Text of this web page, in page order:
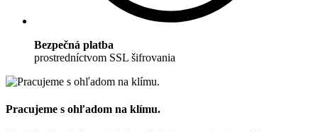
Bezpečná platba
prostredníctvom SSL šifrovania
Pracujeme s ohľadom na klímu.